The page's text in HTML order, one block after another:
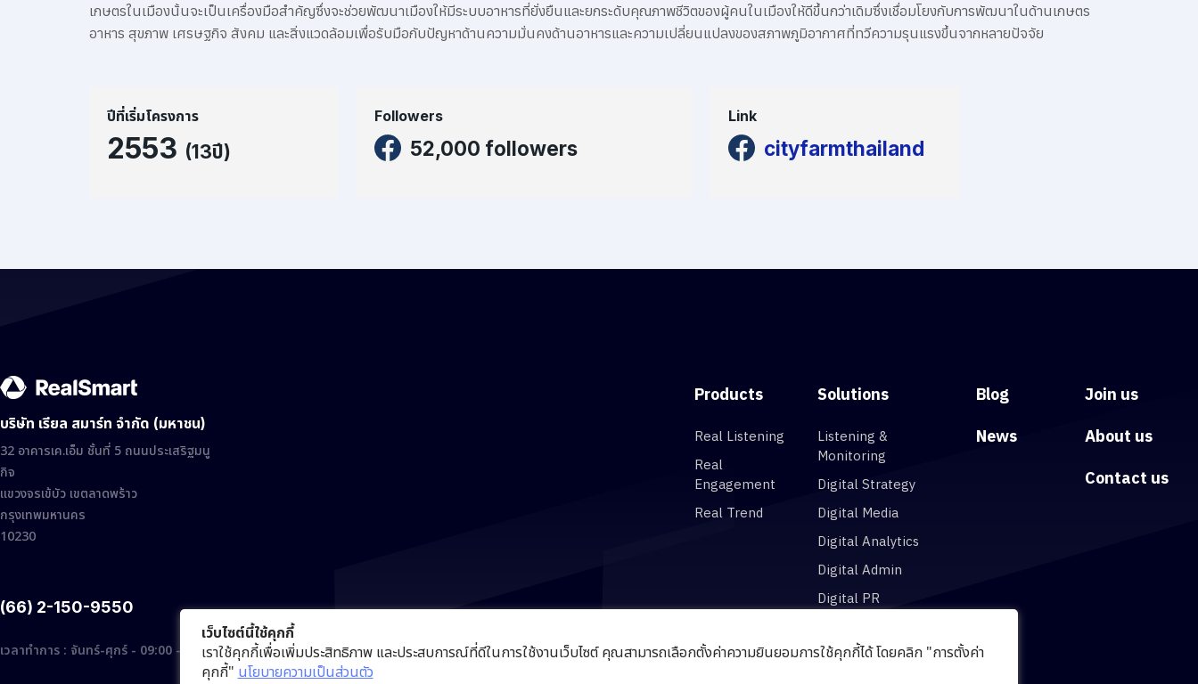
เกษตรในเมืองนั้นจะเป็นเครื่องมือสำคัญซึ่งจะช่วยพัฒนาเมืองให้มีระบบอาหารที่ยั่งยืนและยกระดับคุณภาพชีวิตของผู้คนในเมืองให้ดีขึ้นกว่าเดิมซึ่งเชื่อมโยงกับการพัฒนาในด้านเกษตร
อาหาร สุขภาพ เศรษฐกิจ สังคม และสิ่งแวดล้อมเพื่อรับมือกับปัญหาด้านความมั่นคงด้านอาหารและความเปลี่ยนแปลงของสภาพภูมิอากาศที่ทวีความรุนแรงขึ้นจากหลายปัจจัย
ปีที่เริ่มโครงการ
2553 (13ปี)
Followers
52,000 followers
Link
cityfarmthailand
บริษัท เรียล สมาร์ท จำกัด (มหาชน)
32 อาคารเค.เอ็ม ชั้นที่ 5 ถนนประเสริฐมนู
กิจ
แขวงจรเข้บัว เขตลาดพร้าว
กรุงเทพมหานคร
10230
(66) 2-150-9550
เวลาทำการ : จันทร์-ศุกร์ - 09:00 - 18:00
Products
Real Listening
Real
Engagement
Real Trend
Solutions
Listening &
Monitoring
Digital Strategy
Digital Media
Digital Analytics
Digital Admin
Digital PR
Blog
News
Join us
About us
Contact us
เว็บไซต์นี้ใช้คุกกี้
เราใช้คุกกี้เพื่อเพิ่มประสิทธิภาพ และประสบการณ์ที่ดีในการใช้งานเว็บไซต์ คุณสามารถเลือกตั้งค่าความยินยอมการใช้คุกกี้ได้ โดยคลิก "การตั้งค่า
คุกกี้" นโยบายความเป็นส่วนตัว